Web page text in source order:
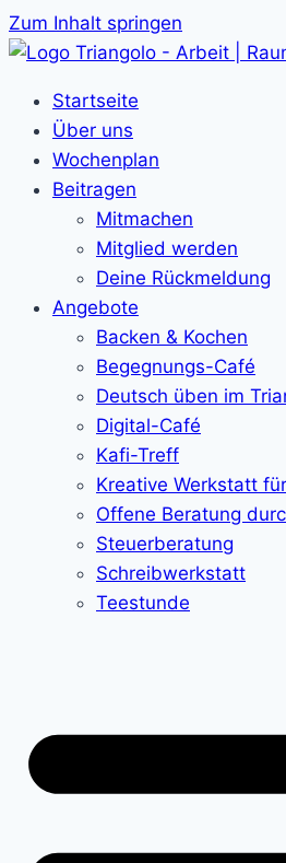
Zum Inhalt springen
Startseite
Über uns
Wochenplan
Beitragen
Mitmachen
Mitglied werden
Deine Rückmeldung
Angebote
Backen & Kochen
Begegnungs-Café
Deutsch üben im
Digital-Café
Kafi-Treff
Kreative Werkstatt
Offene Beratung
Steuerberatung
Schreibwerkstatt
Teestunde